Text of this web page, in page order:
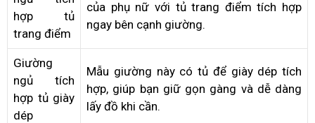
hợp tủ
trang điểm
của phụ nữ với tủ trang điểm tích hợp
ngay bên cạnh giường.
Giường
ngủ tích
hợp tủ giày
dép
Mẫu giường này có tủ để giày dép tích
hợp, giúp bạn giữ gọn gàng và dễ dàng
lấy đồ khi cần.